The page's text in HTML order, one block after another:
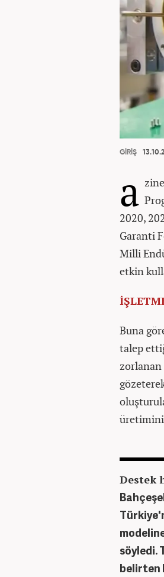
GİRİŞ
a
2020,
Garanti
Milli
etkin
Buna
talep
zorlanan
üretimini
Destek
söyledi.
belirten